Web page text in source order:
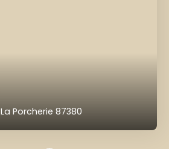
La Porcherie 87380